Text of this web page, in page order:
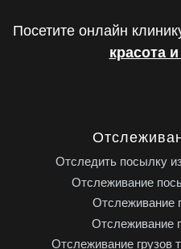
Посетите онлайн
красота
Отследить посылку
Отслеживание
Отслеживание
Отслеживание
Отслеживание грузов